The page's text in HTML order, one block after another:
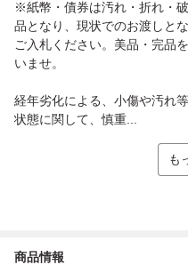
※紙幣・債券は汚れ・折れ・
品となり、現状でのお渡しと
ご入札ください。美品・完品
いませ。
経年劣化による、小傷や汚れ
状態に関して、慎重...
も
商品情報